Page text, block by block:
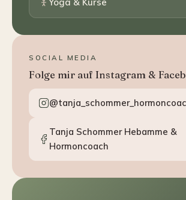
SOCIAL MEDIA
Folge mir auf Instagram &
Tanja Schommer Hebamme &
Hormoncoach